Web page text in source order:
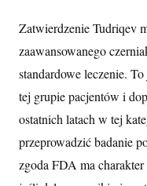
Zatwierdzenie Tudriqev
zaawansowanego
standardowe leczenie.
tej grupie pacjentów i
ostatnich latach w tej
przeprowadzić badanie
zgoda FDA ma